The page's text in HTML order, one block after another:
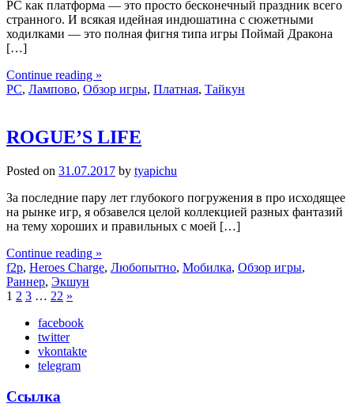
РС как платформа — это просто бесконечный праздник всего
странного. И всякая идейная индюшатина с сюжетными
ходилками — это полная фигня типа игры Поймай Дракона
[…]
Continue reading »
PC, Лампово, Обзор игры, Платная, Тайкун
ROGUE’S LIFE
Posted on 31.07.2017 by tyapichu
За последние пару лет глубокого погружения в про исходящее
на рынке игр, я обзавелся целой коллекцией разных фантазий
на тему хороших и правильных с моей […]
Continue reading »
f2p, Heroes Charge, Любопытно, Мобилка, Обзор игры,
Раннер, Экшун
1 2 3 … 22 »
facebook
twitter
vkontakte
telegram
Ссылка